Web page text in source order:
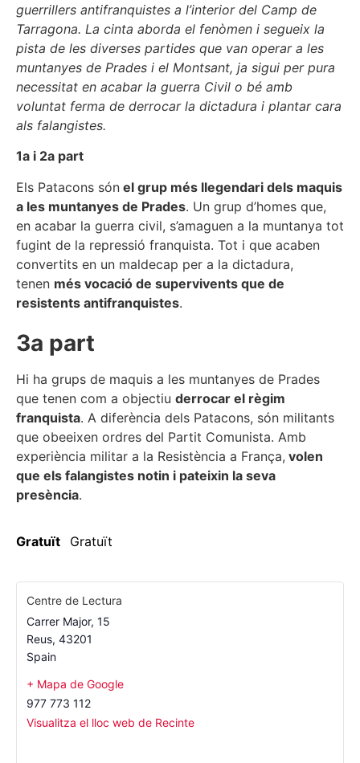
guerrillers antifranquistes a l’interior del Camp de
Tarragona. La cinta aborda el fenòmen i segueix la
pista de les diverses partides que van operar a les
muntanyes de Prades i el Montsant, ja sigui per pura
necessitat en acabar la guerra Civil o bé amb
voluntat ferma de derrocar la dictadura i plantar cara
als falangistes.
1a i 2a part
Els Patacons són el grup més llegendari dels maquis
a les muntanyes de Prades. Un grup d’homes que,
en acabar la guerra civil, s’amaguen a la muntanya tot
fugint de la repressió franquista. Tot i que acaben
convertits en un maldecap per a la dictadura,
tenen més vocació de supervivents que de
resistents antifranquistes.
3a part
Hi ha grups de maquis a les muntanyes de Prades
que tenen com a objectiu derrocar el règim
franquista. A diferència dels Patacons, són militants
que obeeixen ordres del Partit Comunista. Amb
experiència militar a la Resistència a França, volen
que els falangistes notin i pateixin la seva
presència.
Gratuït Gratuït
Centre de Lectura
Carrer Major, 15
Reus, 43201
Spain
+ Mapa de Google
977 773 112
Visualitza el lloc web de Recinte